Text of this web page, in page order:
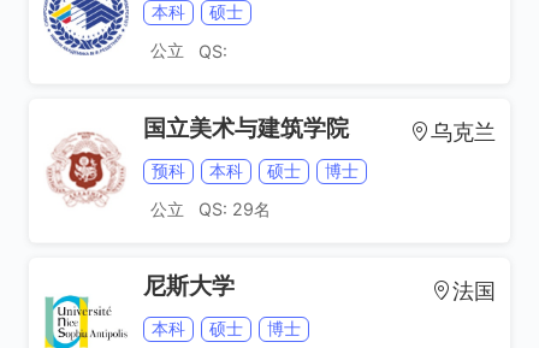
本科
硕士
公立
QS:
国立美术与建筑学院 乌克兰
预科 本科 硕士
博士
公立
QS: 29名
尼斯大学 法国
本科 硕士 博士